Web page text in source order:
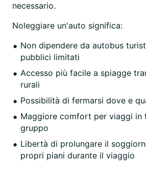
necessario.
Noleggiare un'auto significa:
Non dipendere da autobus
pubblici limitati
Accesso più facile a spiagge
rurali
Possibilità di fermarsi dove e
Maggiore comfort per viaggi in
gruppo
Libertà di prolungare il
propri piani durante il viaggio